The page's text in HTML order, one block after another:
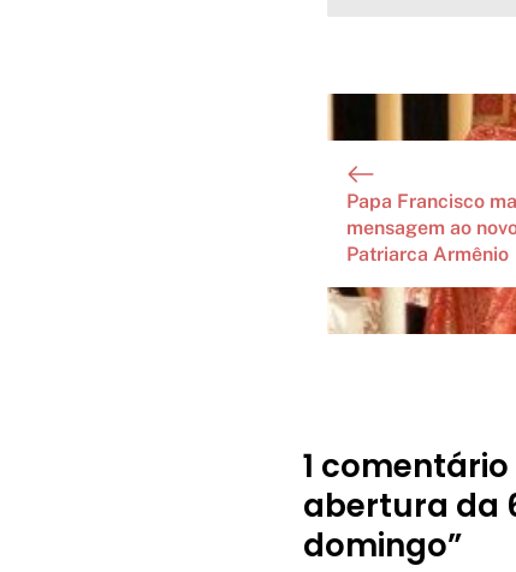
Papa Francisco
mensagem ao
Patriarca Armênio
1
abertura da
domingo”